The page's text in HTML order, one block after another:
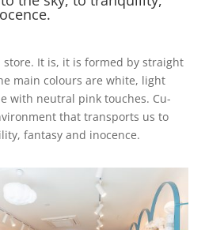
store. It is, it is formed by straight
main colours are white, light
with neutral pink touches. Cu-
that transports us to
fantasy and inocence.